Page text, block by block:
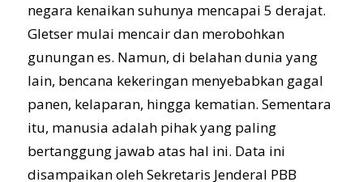
negara kenaikan suhunya mencapai 5 derajat.
Gletser mulai mencair dan merobohkan
gunungan es. Namun, di belahan dunia yang
lain, bencana kekeringan menyebabkan gagal
panen, kelaparan, hingga kematian. Sementara
itu, manusia adalah pihak yang paling
bertanggung jawab atas hal ini. Data ini
disampaikan oleh Sekretaris Jenderal PBB